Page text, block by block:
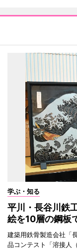
学ぶ・知る
平川・長谷川鉄
絵を10層の鋼板
建築用鉄骨製造会社「
品コンテスト「溶接人